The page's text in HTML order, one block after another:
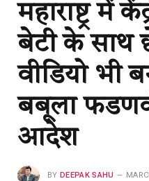
महाराष्ट्र में
बेटी के साथ
वीडियो भी
बबूला
आदेश
BY DEEPAK SAHU